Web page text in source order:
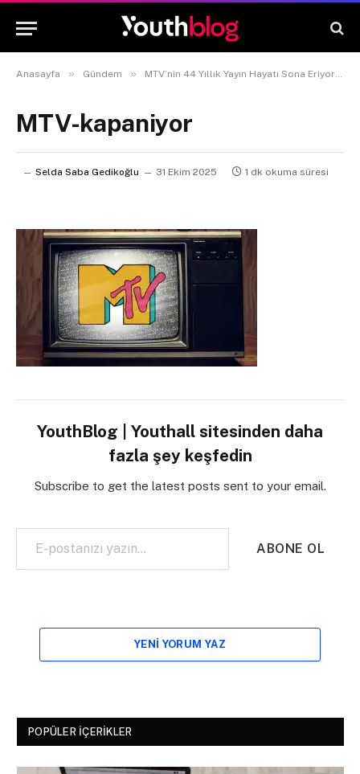
Anasayfa » Gündem » MTV’nin 44 Yıllık Yayın Hayatı Sona Eriyor
MTV-kapaniyor
Selda Saba Gedikoğlu 31 Ekim 2025 1 dk okuma süresi
YouthBlog | Youthall sitesinden daha
fazla şey keşfedin
Subscribe to get the latest posts sent to your email.
E-postanızı yazın…
ABONE OL
YENI YORUM YAZ
POPÜLER İÇERIKLER